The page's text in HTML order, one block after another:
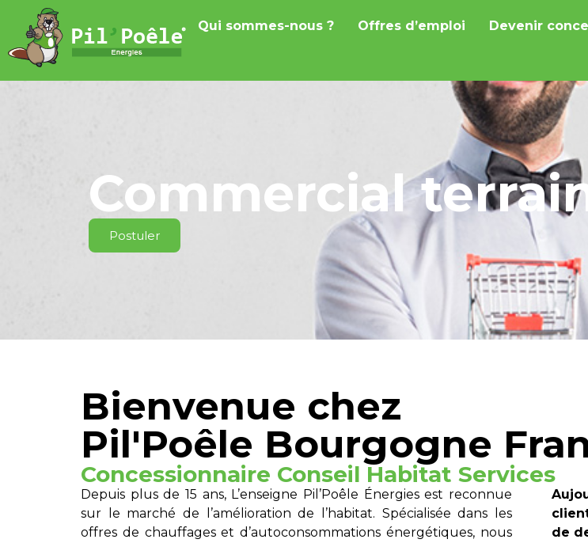
Qui sommes-nous ? Offres d’emploi Devenir
Commercial
Postuler
Bienvenue chez
Pil'Poêle Bourgogne
Concessionnaire Conseil Habitat Services
Depuis plus de 15 ans, L’enseigne Pil’Poêle Énergies est reconnue
sur le marché de l’amélioration de l’habitat. Spécialisée dans les
offres de chauffages et d’autoconsommations énergétiques, nous
de